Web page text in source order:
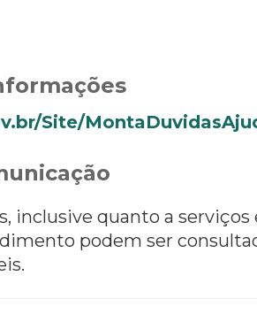
Site/
inclusive quanto a
podem ser